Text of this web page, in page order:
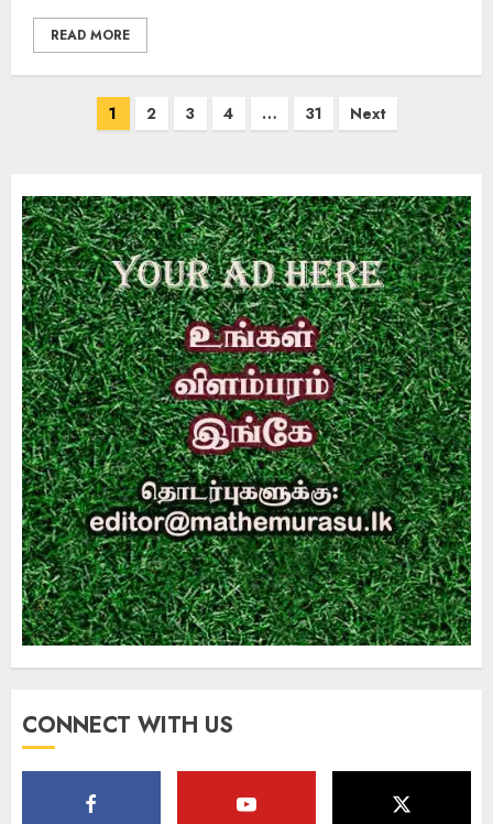
READ MORE
1 2 3 4 … 31 Next
CONNECT WITH US